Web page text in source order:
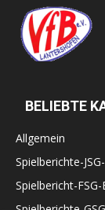
BELIEBTE
Allgemein
Spielberichte-
Spielbericht-